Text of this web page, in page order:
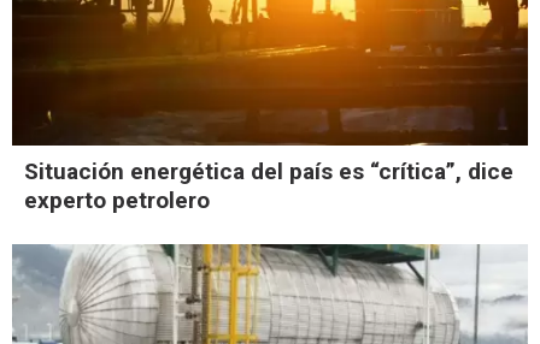
Situación energética del país es “crítica”, dice
experto petrolero